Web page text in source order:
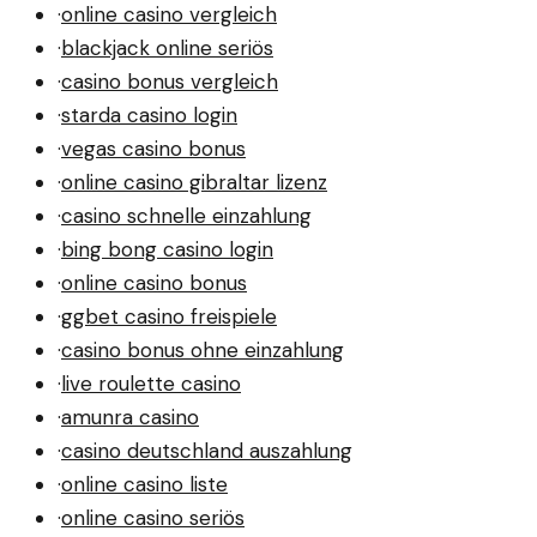
·online casino vergleich
·blackjack online seriös
·casino bonus vergleich
·starda casino login
·vegas casino bonus
·online casino gibraltar lizenz
·casino schnelle einzahlung
·bing bong casino login
·online casino bonus
·ggbet casino freispiele
·casino bonus ohne einzahlung
·live roulette casino
·amunra casino
·casino deutschland auszahlung
·online casino liste
·online casino seriös